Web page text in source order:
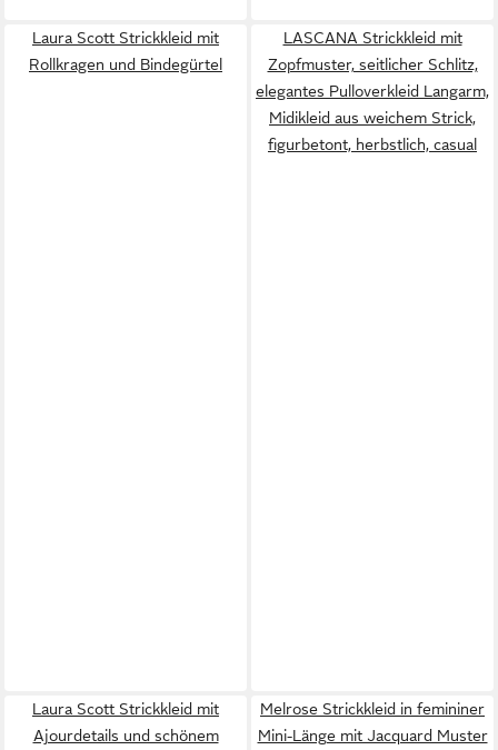
Laura Scott Strickkleid mit
Rollkragen und Bindegürtel
LASCANA Strickkleid mit
Zopfmuster, seitlicher Schlitz,
elegantes Pulloverkleid Langarm,
Midikleid aus weichem Strick,
figurbetont, herbstlich, casual
Laura Scott Strickkleid mit
Ajourdetails und schönem
Melrose Strickkleid in femininer
Mini-Länge mit Jacquard Muster